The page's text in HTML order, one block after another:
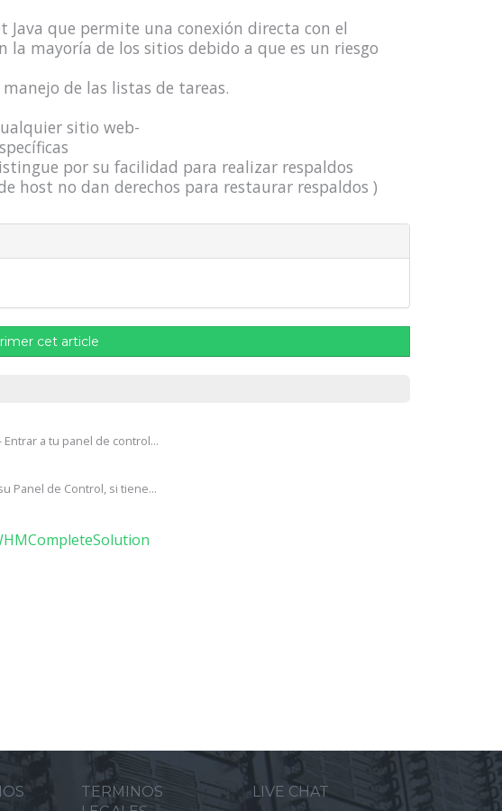
Java que permite una conexión directa con el
la mayoría de los sitios debido a que es un riesgo
de las listas de tareas.
sitio web-
por su facilidad para realizar respaldos
host no dan derechos para restaurar respaldos )
cet article
a tu panel de control...
Panel de Control, si tiene...
TERMINOS
LIVE CHAT